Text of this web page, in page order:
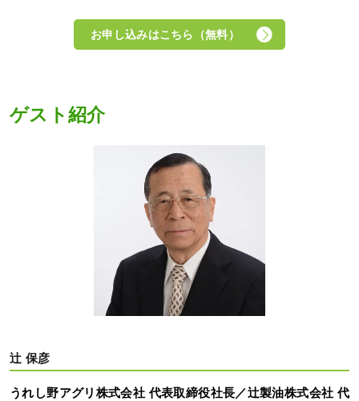
お申し込みはこちら（無料）
ゲスト紹介
辻 保彦
うれし野アグリ株式会社 代表取締役社長／辻製油株式会社 代